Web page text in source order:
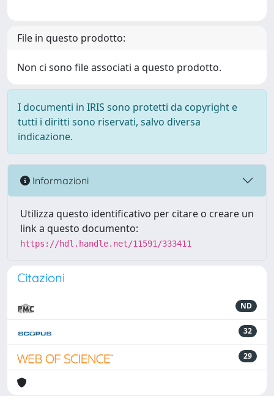
File in questo prodotto:
Non ci sono file associati a questo prodotto.
I documenti in IRIS sono protetti da copyright e
tutti i diritti sono riservati, salvo diversa
indicazione.
Informazioni
Utilizza questo identificativo per citare o creare un
link a questo documento:
https://hdl.handle.net/11591/333411
Citazioni
ND
32
29